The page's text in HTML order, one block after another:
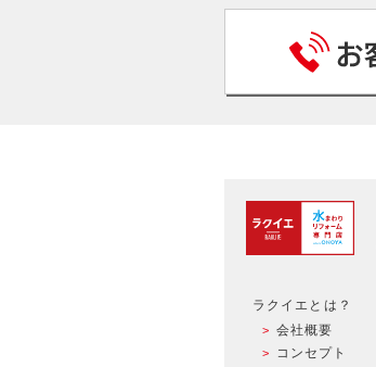
ラクイエとは？
会社概要
コンセプト